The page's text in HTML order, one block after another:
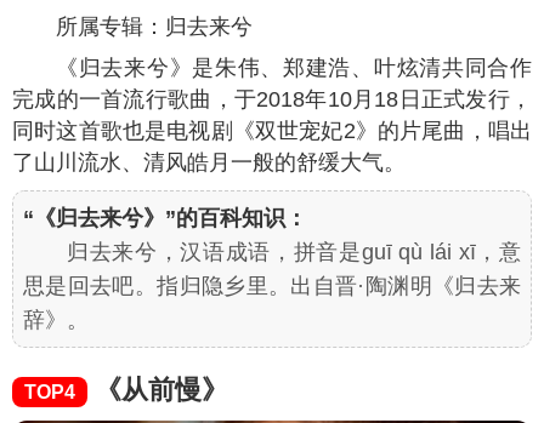
所属专辑：归去来兮
《归去来兮》是朱伟、郑建浩、叶炫清共同合作
完成的一首流行歌曲，于2018年10月18日正式发行，
同时这首歌也是电视剧《双世宠妃2》的片尾曲，唱出
了山川流水、清风皓月一般的舒缓大气。
“《归去来兮》”的百科知识：
归去来兮，汉语成语，拼音是guī qù lái xī，意
思是回去吧。指归隐乡里。出自晋·陶渊明《归去来
辞》。
TOP4 《从前慢》